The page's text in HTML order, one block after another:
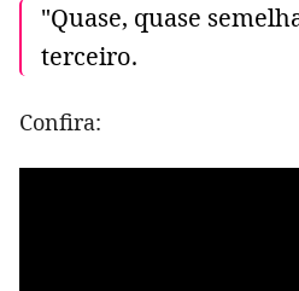
"Quase, quase
terceiro.
Confira: